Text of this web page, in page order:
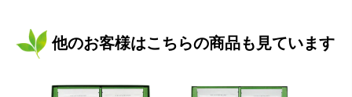
他のお客様はこちらの商品も見ています